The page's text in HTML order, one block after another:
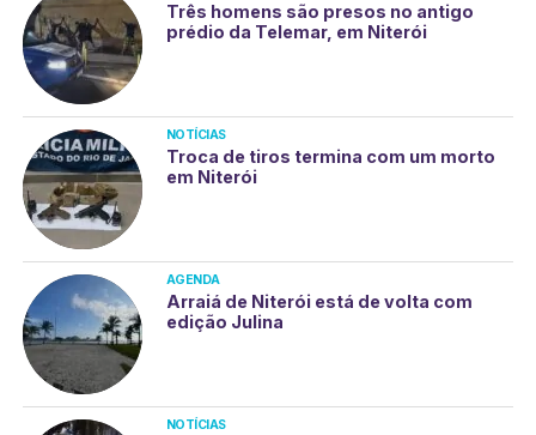
Três homens são presos no antigo
prédio da Telemar, em Niterói
NOTÍCIAS
Troca de tiros termina com um morto
em Niterói
AGENDA
Arraiá de Niterói está de volta com
edição Julina
NOTÍCIAS